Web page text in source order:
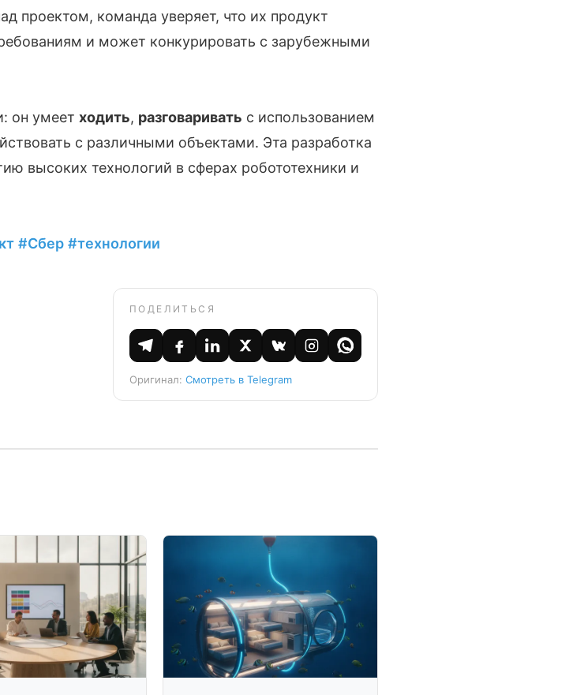
проектом, команда уверяет, что их продукт
и может конкурировать с зарубежными
он умеет ходить, разговаривать с использованием
с различными объектами. Эта разработка
высоких технологий в сферах робототехники и
#Сбер #технологии
ПОДЕЛИТЬСЯ
Оригинал: Смотреть в Telegram